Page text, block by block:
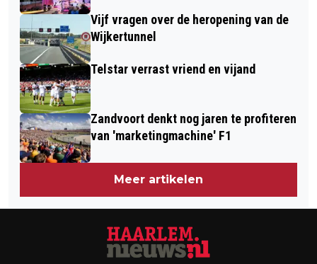
Vijf vragen over de heropening van de
Wijkertunnel
Telstar verrast vriend en vijand
Zandvoort denkt nog jaren te profiteren
van 'marketingmachine' F1
Meer artikelen